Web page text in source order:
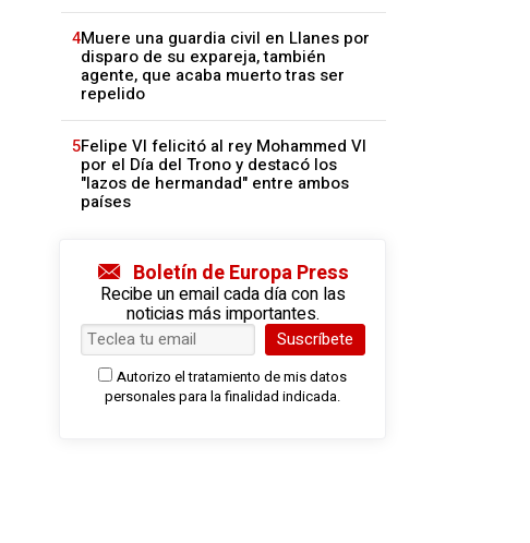
4Muere una guardia civil en Llanes por
disparo de su expareja, también
agente, que acaba muerto tras ser
repelido
5Felipe VI felicitó al rey Mohammed VI
por el Día del Trono y destacó los
"lazos de hermandad" entre ambos
países
Boletín de Europa Press
Recibe un email cada día con las
noticias más importantes.
Suscríbete
Autorizo el tratamiento de mis datos
personales para la finalidad indicada.